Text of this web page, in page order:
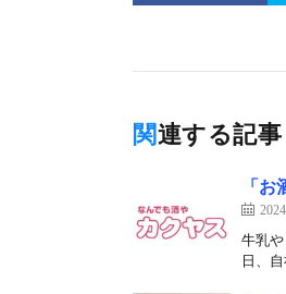
関連する記事
「
牛乳
日、